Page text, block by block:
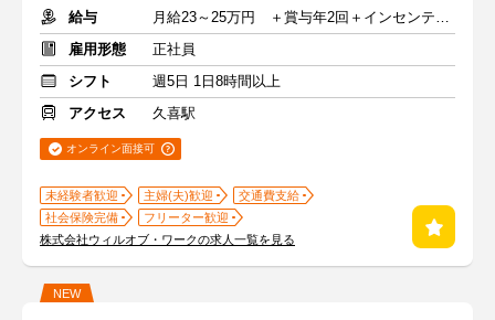
給与
月給23～25万円 ＋賞与年2回＋インセンティブ＋交通費
雇用形態
正社員
シフト
週5日 1日8時間以上
アクセス
久喜駅
オンライン面接可
未経験者歓迎 主婦(夫)歓迎
交通費支給
社会保険完備
フリーター歓迎
株式会社ウィルオブ・ワークの求人一覧を見る
NEW